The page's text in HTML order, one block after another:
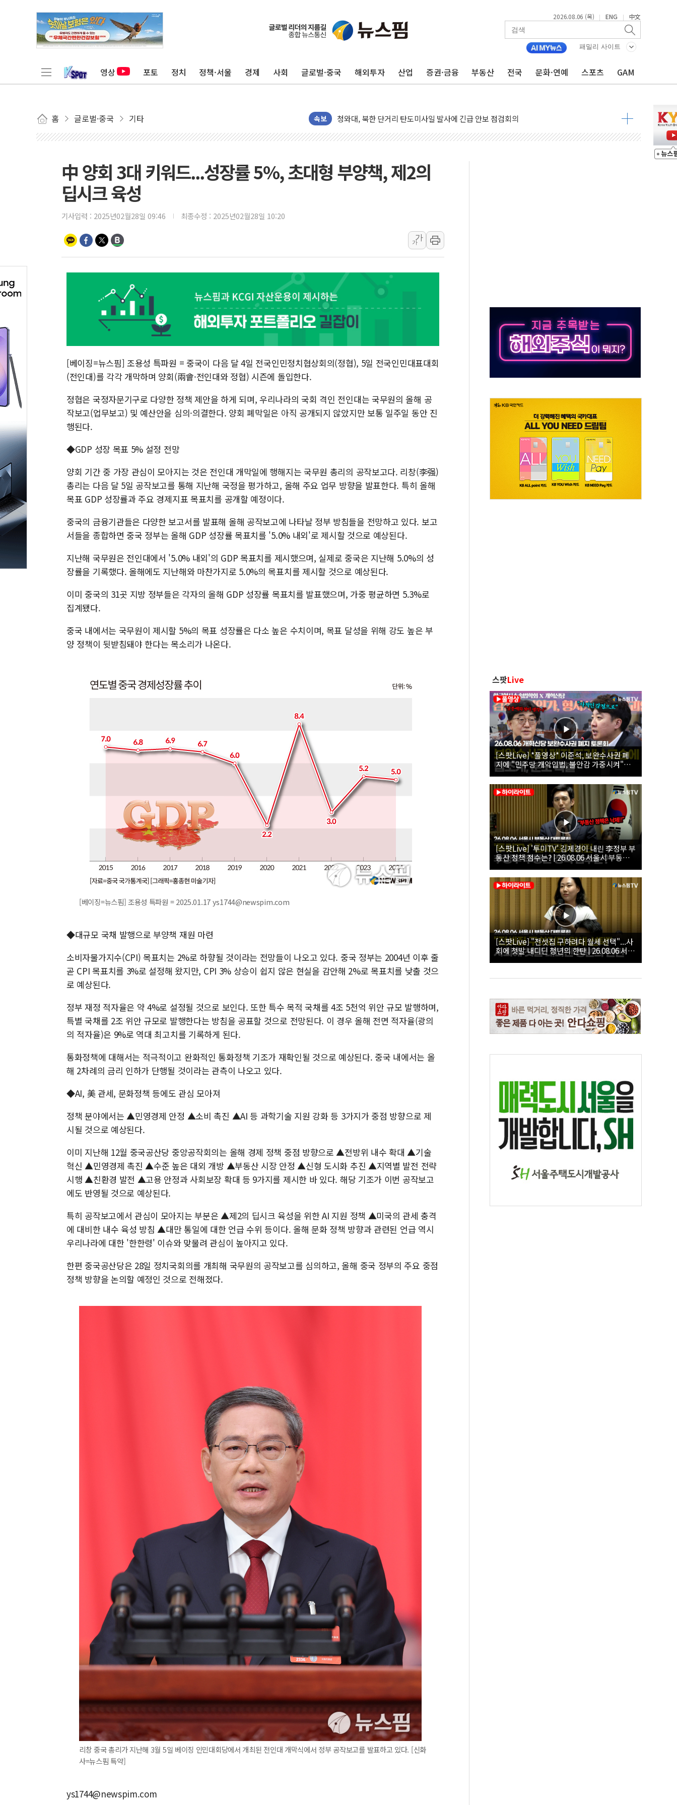
2026.08.06 (목) | ENG | 中文
패밀리 사이트
영상 포토 정치 정책·서울 경제 사회 글로벌·중국 해외투자 산업 증권·금융 부동산 전국 문화·연예 스포츠 GAM
홈 글로벌·중국 기타 속보
김정관 장관 "영업이익 N% 성과급 반대…상법·자본시장법 개정 논의"
뉴욕증시 프리뷰, 미 주가선물 AI주 차익실현 속 혼조세...웨스턴디지털·샌디스크↓
금값 7주 만에 최고…美 고용 둔화·호르무즈 재개방 기대에 강세
[인도증시] 중동 긴장 완화에 실적 호조까지, 상승...호실적 보고 기업 상승세 뚜렷
[베트남 증시] 지수 하락 속 'DGC' 임시 주총 기대감에 홀로 상한가…마진 잔액은 사상 최고
'월가의 황제' 다이먼 "금융시장 레버리지 위험수위…숨은 차입이 더 큰 변수"
[3보] 북, 원산서 동해로 단거리 탄도미사일 1발 발사… 올해 10번째·42일 만 도발
우크라 드론 전술, 중남미 콜롬비아에 새 안보 위기… 반군·마약카르텔이 습득해 전투 활용
주한미군 "오산기지 누출, 백린 아닌 무해한 표면 부식 물질"
구미 폐염산처리업체서 불 2시간30여분만에 진화...외국인 노동자 숨져
해군과 함께하는 '불금전파, 송정' 시즌2
강원도 폭염특보 11일째…온열질환·가축 피해 최소화 '총력 대응'
[코인 시황] 비트코인, ETF 자금 유입에도 박스권…美 암호화폐 법안 처리 여부도 변수
[르포] 39도 폭염 속 잠실 개표소 시위 '62일째'..."대부분 여기서 상주"
中 양회 3대 키워드...성장률 5%, 초대형 부양책, 제2의
딥시크 육성
기사입력 : 2025년02월28일 09:46 최종수정 : 2025년02월28일 10:20
가
가
[베이징=뉴스핌] 조용성 특파원 = 중국이 다음 달 4일 전국인민정치협상회의(정협), 5일 전국인민대표대회
(전인대)를 각각 개막하며 양회(兩會·전인대와 정협) 시즌에 돌입한다.
정협은 국정자문기구로 다양한 정책 제안을 하게 되며, 우리나라의 국회 격인 전인대는 국무원의 올해 공
작보고(업무보고) 및 예산안을 심의·의결한다. 양회 폐막일은 아직 공개되지 않았지만 보통 일주일 동안 진
행된다.
◆GDP 성장 목표 5% 설정 전망
양회 기간 중 가장 관심이 모아지는 것은 전인대 개막일에 행해지는 국무원 총리의 공작보고다. 리창(李强)
총리는 다음 달 5일 공작보고를 통해 지난해 국정을 평가하고, 올해 주요 업무 방향을 발표한다. 특히 올해
목표 GDP 성장률과 주요 경제지표 목표치를 공개할 예정이다.
중국의 금융기관들은 다양한 보고서를 발표해 올해 공작보고에 나타날 정부 방침들을 전망하고 있다. 보고
서들을 종합하면 중국 정부는 올해 GDP 성장률 목표치를 '5.0% 내외'로 제시할 것으로 예상된다.
지난해 국무원은 전인대에서 '5.0% 내외'의 GDP 목표치를 제시했으며, 실제로 중국은 지난해 5.0%의 성
장률을 기록했다. 올해에도 지난해와 마찬가지로 5.0%의 목표치를 제시할 것으로 예상된다.
이미 중국의 31곳 지방 정부들은 각자의 올해 GDP 성장률 목표치를 발표했으며, 가중 평균하면 5.3%로
집계됐다.
중국 내에서는 국무원이 제시할 5%의 목표 성장률은 다소 높은 수치이며, 목표 달성을 위해 강도 높은 부
양 정책이 뒷받침돼야 한다는 목소리가 나온다.
[베이징=뉴스핌] 조용성 특파원 = 2025.01.17 ys1744@newspim.com
◆대규모 국채 발행으로 부양책 재원 마련
소비자물가지수(CPI) 목표치는 2%로 하향될 것이라는 전망들이 나오고 있다. 중국 정부는 2004년 이후 줄
곧 CPI 목표치를 3%로 설정해 왔지만, CPI 3% 상승이 쉽지 않은 현실을 감안해 2%로 목표치를 낮출 것으
로 예상된다.
정부 재정 적자율은 약 4%로 설정될 것으로 보인다. 또한 특수 목적 국채를 4조 5천억 위안 규모 발행하며,
특별 국채를 2조 위안 규모로 발행한다는 방침을 공표할 것으로 전망된다. 이 경우 올해 전면 적자율(광의
의 적자율)은 9%로 역대 최고치를 기록하게 된다.
통화정책에 대해서는 적극적이고 완화적인 통화정책 기조가 재확인될 것으로 예상된다. 중국 내에서는 올
해 2차례의 금리 인하가 단행될 것이라는 관측이 나오고 있다.
◆AI, 美 관세, 문화정책 등에도 관심 모아져
정책 분야에서는 ▲민영경제 안정 ▲소비 촉진 ▲AI 등 과학기술 지원 강화 등 3가지가 중점 방향으로 제
시될 것으로 예상된다.
이미 지난해 12월 중국공산당 중앙공작회의는 올해 경제 정책 중점 방향으로 ▲전방위 내수 확대 ▲기술
혁신 ▲민영경제 촉진 ▲수준 높은 대외 개방 ▲부동산 시장 안정 ▲신형 도시화 추진 ▲지역별 발전 전략
시행 ▲친환경 발전 ▲고용 안정과 사회보장 확대 등 9가지를 제시한 바 있다. 해당 기조가 이번 공작보고
에도 반영될 것으로 예상된다.
특히 공작보고에서 관심이 모아지는 부분은 ▲제2의 딥시크 육성을 위한 AI 지원 정책 ▲미국의 관세 충격
에 대비한 내수 육성 방침 ▲대만 통일에 대한 언급 수위 등이다. 올해 문화 정책 방향과 관련된 언급 역시
우리나라에 대한 '한한령' 이슈와 맞물려 관심이 높아지고 있다.
한편 중국공산당은 28일 정치국회의를 개최해 국무원의 공작보고를 심의하고, 올해 중국 정부의 주요 중점
정책 방향을 논의할 예정인 것으로 전해졌다.
리창 중국 총리가 지난해 3월 5일 베이징 인민대회당에서 개최된 전인대 개막식에서 정부 공작보고를 발표하고 있다. [신화
사=뉴스핌 특약]
ys1744@newspim.com
스팟Live
[스팟Live] *풀영상* 이준석, 보완수사권 폐
지에 "민주당 개악입법, 불안감 가중시켜"｜
26.08.06 개혁신당 보완수사권 폐지 토론회
[스팟Live] '투미TV' 김제경이 내린 李정부 부
동산 정책 점수는? | 26.08.06 서울시 부동산
대토론회
[스팟Live] "전셋집 구하려다 월세 선택"...사
회에 첫발 내디딘 청년의 한탄 | 26.08.06 서울
시 부동산 대토론회